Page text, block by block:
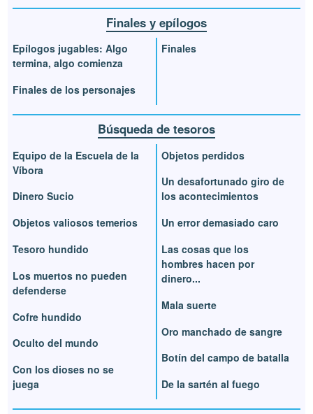
Finales y epílogos
Epílogos jugables: Algo
termina, algo comienza
Finales de los personajes
Finales
Búsqueda de tesoros
Equipo de la Escuela de la
Víbora
Dinero Sucio
Objetos valiosos temerios
Tesoro hundido
Los muertos no pueden
defenderse
Cofre hundido
Oculto del mundo
Con los dioses no se
juega
Objetos perdidos
Un desafortunado giro de
los acontecimientos
Un error demasiado caro
Las cosas que los
hombres hacen por
dinero...
Mala suerte
Oro manchado de sangre
Botín del campo de batalla
De la sartén al fuego